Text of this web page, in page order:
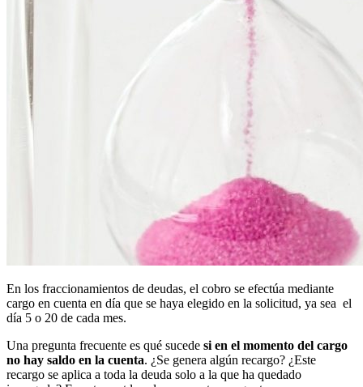
En los fraccionamientos de deudas, el cobro se efectúa mediante
cargo en cuenta en día que se haya elegido en la solicitud, ya sea el
día 5 o 20 de cada mes.
Una pregunta frecuente es qué sucede si en el momento del cargo
no hay saldo en la cuenta. ¿Se genera algún recargo? ¿Este
recargo se aplica a toda la deuda solo a la que ha quedado